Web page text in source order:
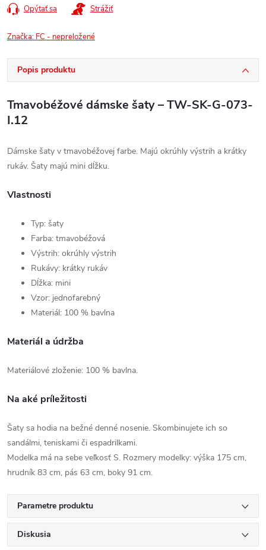
Opýtať sa Strážiť
Značka: FC - nepreložené
Popis produktu
Tmavobéžové dámske šaty – TW-SK-G-073-
I.12
Dámske šaty v tmavobéžovej farbe. Majú okrúhly výstrih a krátky
rukáv. Šaty majú mini dĺžku.
Vlastnosti
Typ: šaty
Farba: tmavobéžová
Výstrih: okrúhly výstrih
Rukávy: krátky rukáv
Dĺžka: mini
Vzor: jednofarebný
Materiál: 100 % bavlna
Materiál a údržba
Materiálové zloženie: 100 % bavlna.
Na aké príležitosti
Šaty sa hodia na bežné denné nosenie. Skombinujete ich so
sandálmi, teniskami či espadrilkami.
Modelka má na sebe veľkosť S. Rozmery modelky: výška 175 cm,
hrudník 83 cm, pás 63 cm, boky 91 cm.
Parametre produktu
Diskusia